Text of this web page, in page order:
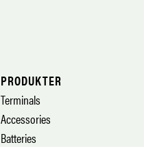
PRODUKTER
Terminals
Accessories
Batteries